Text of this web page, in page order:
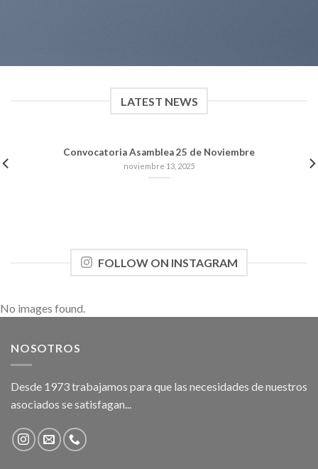
LATEST NEWS
Convocatoria Asamblea 25 de Noviembre
noviembre 13, 2025
FOLLOW ON INSTAGRAM
No images found.
NOSOTROS
Desde 1973 trabajamos para que las necesidades de nuestros
asociados se satisfagan...